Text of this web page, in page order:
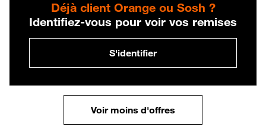
Déjà client Orange ou Sosh ?
Identifiez-vous pour voir vos remises
S'identifier
Voir moins d'offres